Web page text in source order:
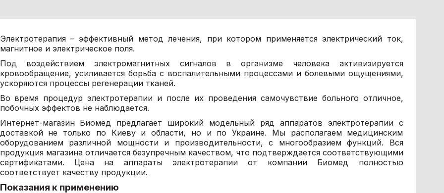
Электротерапия – эффективный метод лечения, при котором применяется электрический ток,
магнитное и электрическое поля.
Под воздействием электромагнитных сигналов в организме человека активизируется
кровообращение, усиливается борьба с воспалительными процессами и болевыми ощущениями,
ускоряются процессы регенерации тканей.
Во время процедур электротерапии и после их проведения самочувствие больного отличное,
побочных эффектов не наблюдается.
Интернет-магазин Биомед предлагает широкий модельный ряд аппаратов электротерапии с
доставкой не только по Киеву и области, но и по Украине. Мы располагаем медицинским
оборудованием различной мощности и производительности, с многообразием функций. Вся
продукция магазина отличается безупречным качеством, что подтверждается соответствующими
сертификатами. Цена на аппараты электротерапии от компании Биомед полностью
соответствует качеству продукции.
Показания к применению